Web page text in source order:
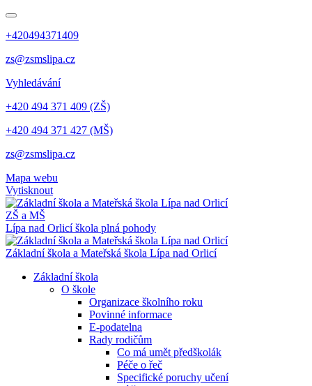
+420494371409
zs@zsmslipa.cz
Vyhledávání
+420 494 371 409 (ZŠ)
+420 494 371 427 (MŠ)
zs@zsmslipa.cz
Mapa webu
Vytisknout
ZŠ a MŠ
Lípa nad Orlicíškola plná pohody
Základní škola a Mateřská škola Lípa nad Orlicí
Základní škola
O škole
Organizace školního roku
Povinné informace
E-podatelna
Rady rodičům
Co má umět předškolák
Péče o řeč
Specifické poruchy učení